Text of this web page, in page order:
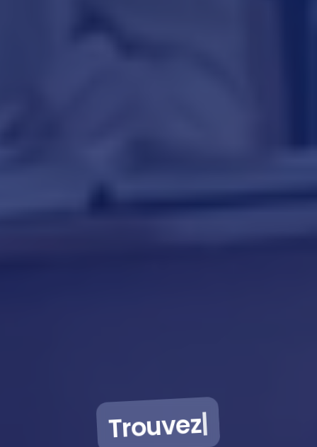
Devenez